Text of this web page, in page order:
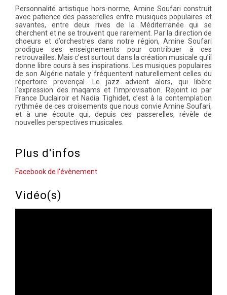
Personnalité artistique hors-norme, Amine Soufari construit
avec patience des passerelles entre musiques populaires et
savantes, entre deux rives de la Méditerranée qui se
cherchent et ne se trouvent que rarement. Par la direction de
choeurs et d’orchestres dans notre région, Amine Soufari
prodigue ses enseignements pour contribuer à ces
retrouvailles. Mais c’est surtout dans la création musicale qu’il
donne libre cours à ses inspirations. Les musiques populaires
de son Algérie natale y fréquentent naturellement celles du
répertoire provençal. Le jazz advient alors, qui libère
l’expression des maqams et l’improvisation. Rejoint ici par
France Duclairoir et Nadia Tighidet, c’est à la contemplation
rythmée de ces croisements que nous convie Amine Soufari,
et à une écoute qui, depuis ces passerelles, révèle de
nouvelles perspectives musicales.
Plus d'infos
Facebook de l'évènement
Vidéo(s)